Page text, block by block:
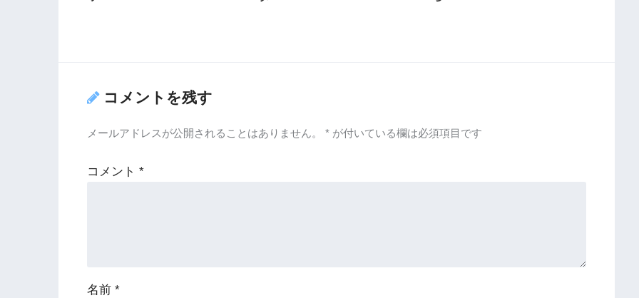
コメントを残す
メールアドレスが公開されることはありません。 * が付いている欄は必須項目です
コメント *
名前 *